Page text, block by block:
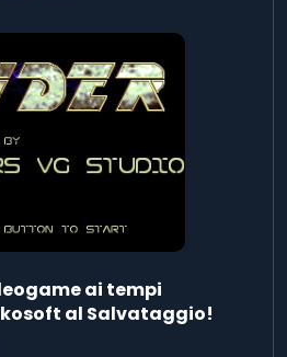
ai tempi
al Salvataggio!